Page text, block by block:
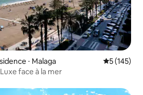
⋅ Malaga Évaluation
5 (145)
face à la mer